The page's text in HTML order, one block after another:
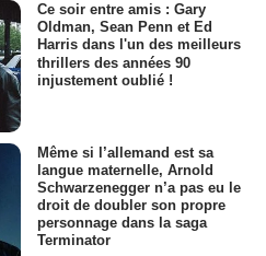
Ce soir entre amis : Gary
Oldman, Sean Penn et Ed
Harris dans l'un des meilleurs
thrillers des années 90
injustement oublié !
Même si l’allemand est sa
langue maternelle, Arnold
Schwarzenegger n’a pas eu le
droit de doubler son propre
personnage dans la saga
Terminator